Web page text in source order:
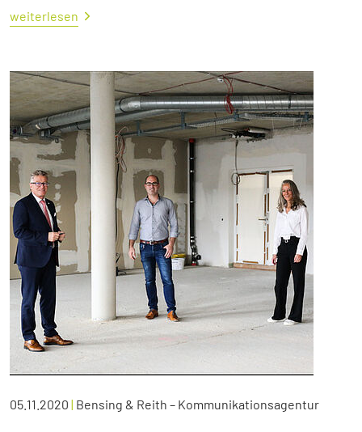
weiterlesen
05.11.2020 | Bensing & Reith – Kommunikationsagentur